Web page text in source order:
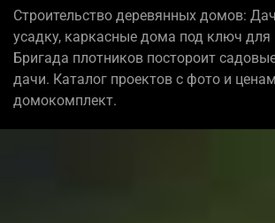
Строительство деревянных домов:
усадку, каркасные дома под ключ
Бригада плотников постороит
дачи. Каталог проектов с фото и
домокомплект.